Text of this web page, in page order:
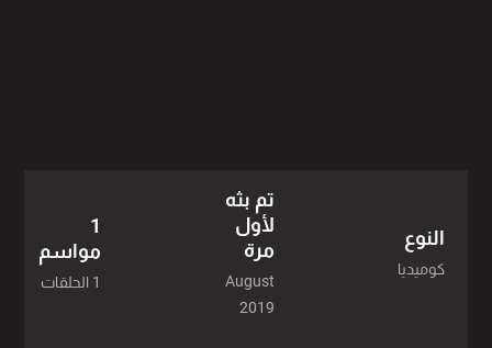
النوع
كوميديا
تم بثه
لأول
مرة
August
2019
1
مواسم
1 الحلقات